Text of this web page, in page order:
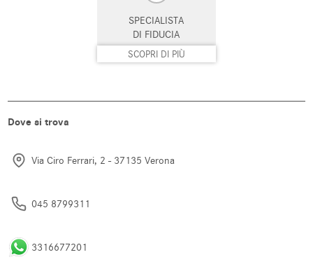
Sistema di chiamata d'emergenza Sistema di navigazione
Sistema di parcheggio automatico Sistema di riconoscimento della
stanchezza
Supporto lombare
Tetto panorama Tettuccio apribile
Touch screen
Vivavoce
SPECIALISTA
DI FIDUCIA
SCOPRI DI PIÙ
Dove si trova
Via Ciro Ferrari, 2 - 37135 Verona
045 8799311
3316677201